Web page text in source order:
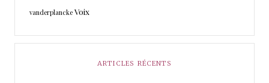
vanderplancke Voix
ARTICLES RÉCENTS